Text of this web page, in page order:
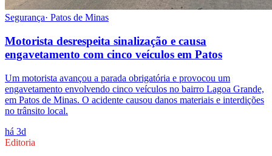
Segurança· Patos de Minas
Motorista desrespeita sinalização e causa
engavetamento com cinco veículos em Patos
Um motorista avançou a parada obrigatória e provocou um
engavetamento envolvendo cinco veículos no bairro Lagoa Grande,
em Patos de Minas. O acidente causou danos materiais e interdições
no trânsito local.
há 3d
Editoria